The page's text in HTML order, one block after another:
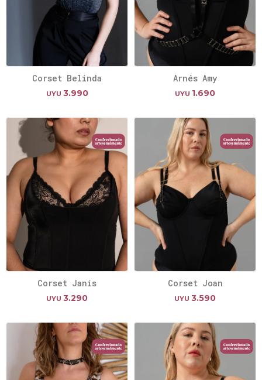
Corset Belinda
UYU 3.990
Arnés Amy
UYU 1.690
Corset Janis
UYU 3.290
Corset Joan
UYU 3.590